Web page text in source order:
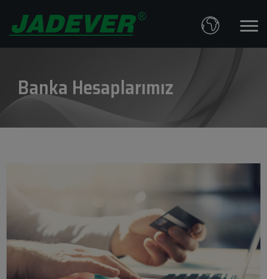
Banka Hesaplarımız